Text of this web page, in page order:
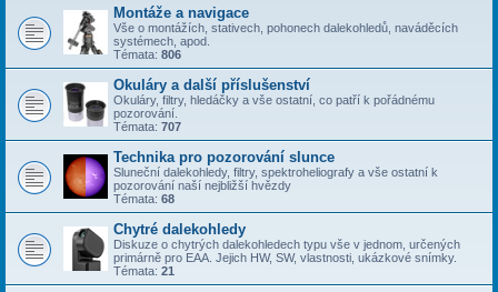
Montáže a navigace
Vše o montážích, stativech, pohonech dalekohledů, naváděcích
systémech, apod.
Témata: 806
Okuláry a další příslušenství
Okuláry, filtry, hledáčky a vše ostatní, co patří k pořádnému
pozorování.
Témata: 707
Technika pro pozorování slunce
Sluneční dalekohledy, filtry, spektroheliografy a vše ostatní k
pozorování naší nejbližší hvězdy
Témata: 68
Chytré dalekohledy
Diskuze o chytrých dalekohledech typu vše v jednom, určených
primárně pro EAA. Jejich HW, SW, vlastnosti, ukázkové snímky.
Témata: 21